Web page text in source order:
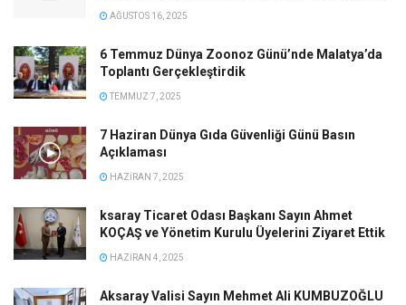
AĞUSTOS 16, 2025
6 Temmuz Dünya Zoonoz Günü’nde Malatya’da
Toplantı Gerçekleştirdik
TEMMUZ 7, 2025
7 Haziran Dünya Gıda Güvenliği Günü Basın
Açıklaması
HAZIRAN 7, 2025
ksaray Ticaret Odası Başkanı Sayın Ahmet
KOÇAŞ ve Yönetim Kurulu Üyelerini Ziyaret Ettik
HAZIRAN 4, 2025
Aksaray Valisi Sayın Mehmet Ali KUMBUZOĞLU